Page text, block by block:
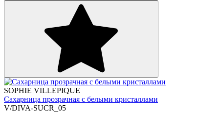
SOPHIE VILLEPIQUE
Сахарница прозрачная с белыми кристаллами
V/DIVA-SUCR_05